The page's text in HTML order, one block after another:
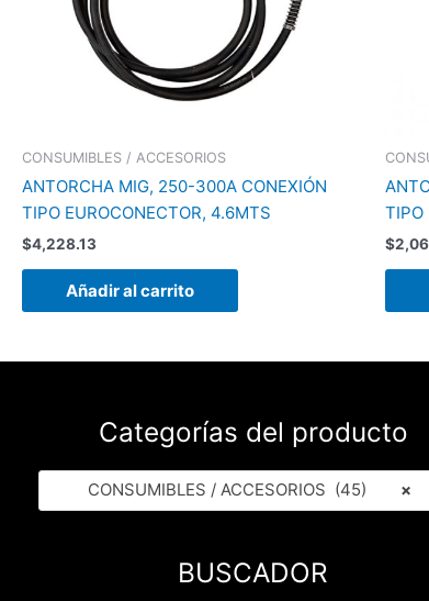
CONSUMIBLES / ACCESORIOS
ANTORCHA MIG, 250-300A CONEXIÓN
TIPO EUROCONECTOR, 4.6MTS
$4,228.13
Añadir al carrito
TIPO
$
Categorías del producto
×
CONSUMIBLES / ACCESORIOS (45)
BUSCADOR